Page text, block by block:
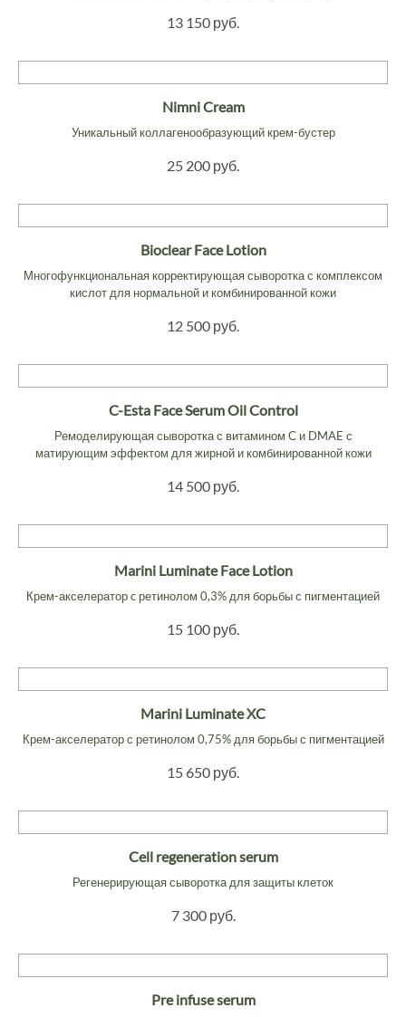
13 150 руб.
Nimni Cream
Уникальный коллагенообразующий крем-бустер
25 200 руб.
Bioclear Face Lotion
Многофункциональная корректирующая сыворотка с комплексом
кислот для нормальной и комбинированной кожи
12 500 руб.
C-Esta Face Serum Oil Control
Ремоделирующая сыворотка с витамином С и DMAE с
матирующим эффектом для жирной и комбинированной кожи
14 500 руб.
Marini Luminate Face Lotion
Крем-акселератор c ретинолом 0,3% для борьбы с пигментацией
15 100 руб.
Marini Luminate XC
Крем-акселератор с ретинолом 0,75% для борьбы с пигментацией
15 650 руб.
Cell regeneration serum
Регенерирующая сыворотка для защиты клеток
7 300 руб.
Pre infuse serum